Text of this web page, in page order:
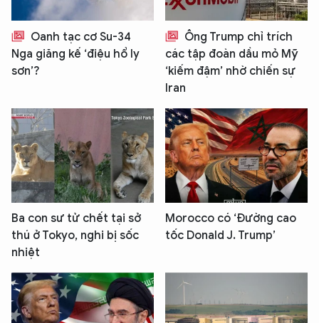
Oanh tạc cơ Su-34
Nga giăng kế ‘điệu hổ ly
sơn’?
Ông Trump chỉ trích
các tập đoàn dầu mỏ Mỹ
‘kiếm đậm’ nhờ chiến sự
Iran
Ba con sư tử chết tại sở
thú ở Tokyo, nghi bị sốc
nhiệt
Morocco có ‘Đường cao
tốc Donald J. Trump’